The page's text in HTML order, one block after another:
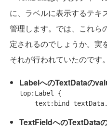
に、ラベルに表示するテキ
管理します。では、これら
定されるのでしょうか。実
それが行われていたのです。
LabelへのTextDataの
top:Label {
TextFieldへのTextData